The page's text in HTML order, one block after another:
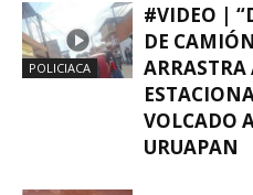
POLICIACA
#VIDEO |
DE
ARRASTRA
VOLCADO
URUAPAN